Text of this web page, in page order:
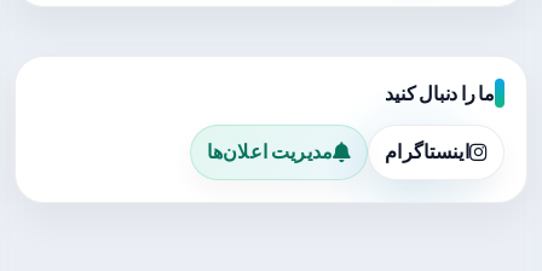
ما را دنبال کنید
اینستاگرام مدیریت اعلان‌ها